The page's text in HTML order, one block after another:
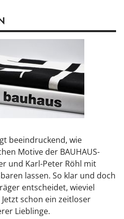
beeindruckend, wie
Motive der BAUHAUS-
und Karl-Peter Röhl mit
lassen. So klar und doch
entscheidet, wieviel
schon ein zeitloser
Lieblinge.